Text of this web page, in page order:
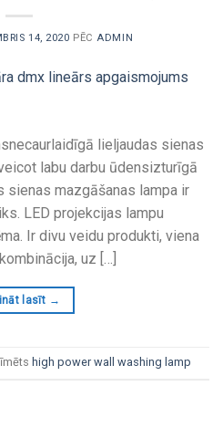
14, 2020 PĒCADMIN
lieljaudas sienas
labu darbu ūdensizturīgā
sienas mazgāšanas lampa ir
LED projekcijas lampu
Ir divu veidu produkti, viena
uz […]
lasīt →
high power wall washing lamp